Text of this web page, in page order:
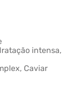
intensa,
Caviar